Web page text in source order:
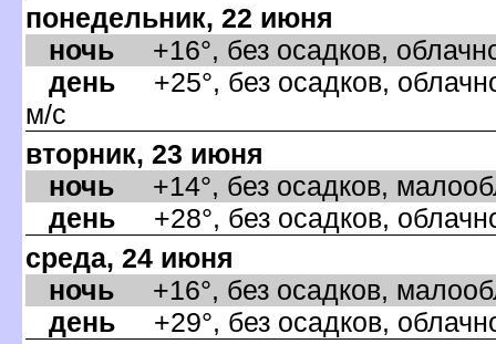
понедельник, 22 июня
ночь +16°, без осадков,
день +25°, без осадков,
м/с
торник, 23 июня
ночь +14°, без осадков,
день +28°, без осадков,
среда, 24 июня
ночь +16°, без осадков,
день +29°, без осадков,